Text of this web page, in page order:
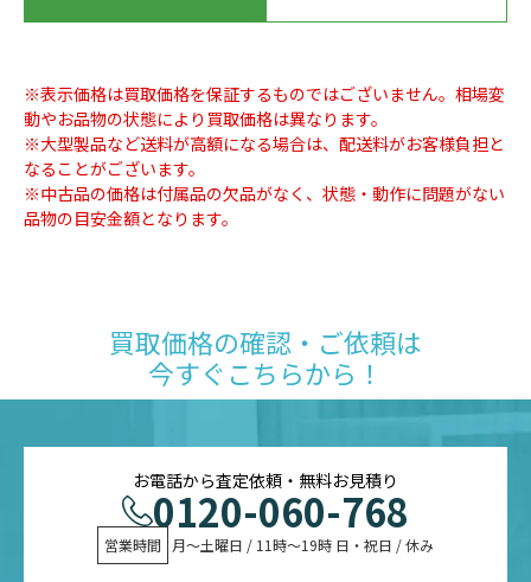
※表示価格は買取価格を保証するものではございません。相場変
動やお品物の状態により買取価格は異なります。
※大型製品など送料が高額になる場合は、配送料がお客様負担と
なることがございます。
※中古品の価格は付属品の欠品がなく、状態・動作に問題がない
品物の目安金額となります。
買取価格の確認・ご依頼は
今すぐこちらから！
お電話から査定依頼・無料お見積り
0120-060-768
営業時間 月〜土曜日 / 11時〜19時 日・祝日 / 休み